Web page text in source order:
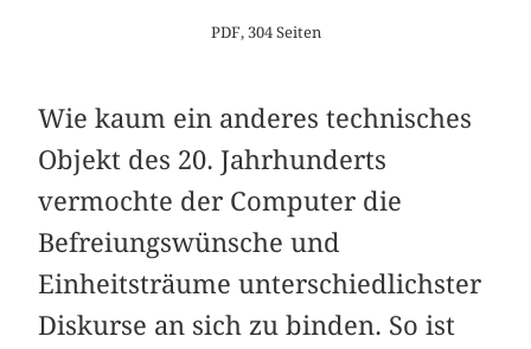
PDF, 304 Seiten
Wie kaum ein anderes technisches
Objekt des 20. Jahrhunderts
vermochte der Computer die
Befreiungswünsche und
Einheitsträume unterschiedlichster
Diskurse an sich zu binden. So ist